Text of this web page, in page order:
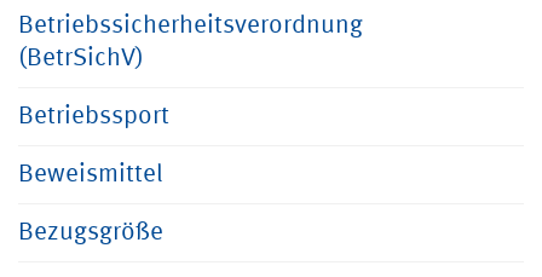
Betriebssicherheitsverordnung
(BetrSichV)
Betriebssport
Beweismittel
Bezugsgröße